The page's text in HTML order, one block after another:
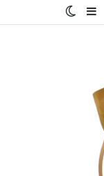
الوضعإضافة